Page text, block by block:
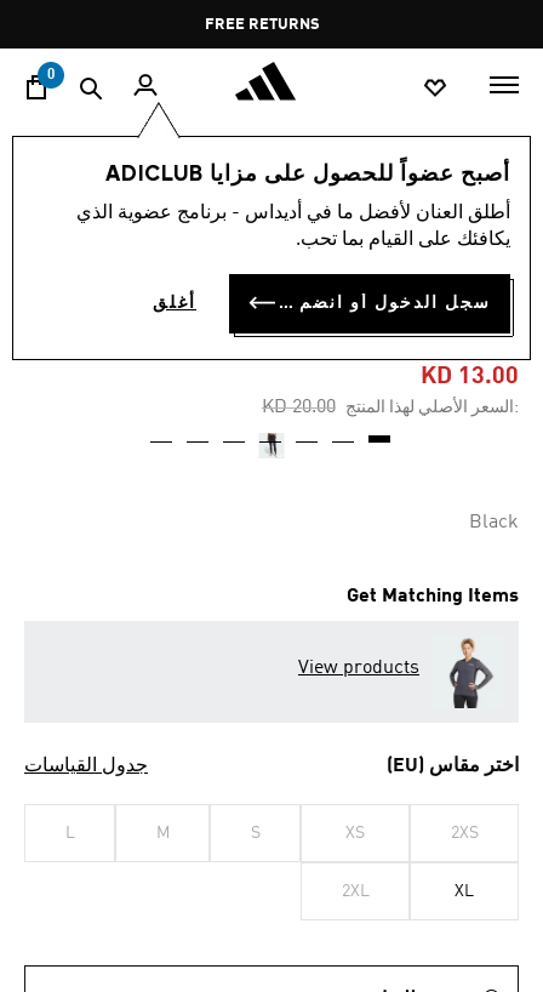
Pause
promotion
rotation
FREE RETURNS
0
أصبح عضواً للحصول على مزايا ADICLUB
أطلق العنان لأفضل ما في أديداس - برنامج عضوية الذي
يكافئك على القيام بما تحب.
سجل الدخول أو انضم الآن أغلق
النساء ملابس
-35%
بنطال ضيّق MULTI
SYNTHETIC BASE LAYER
KD 13.00
:السعر الأصلي لهذا المنتج Price reduced from
KD 20.00
to
Black
Get Matching Items
View products
اختر مقاس (EU) جدول القياسات
2XS
XS
S
M
L
XL
2XL